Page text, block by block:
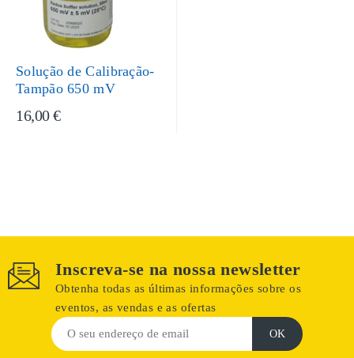
Solução de Calibração-
Tampão 650 mV
16,00 €
Inscreva-se na nossa newsletter
Obtenha todas as últimas informações sobre os
eventos, as vendas e as ofertas